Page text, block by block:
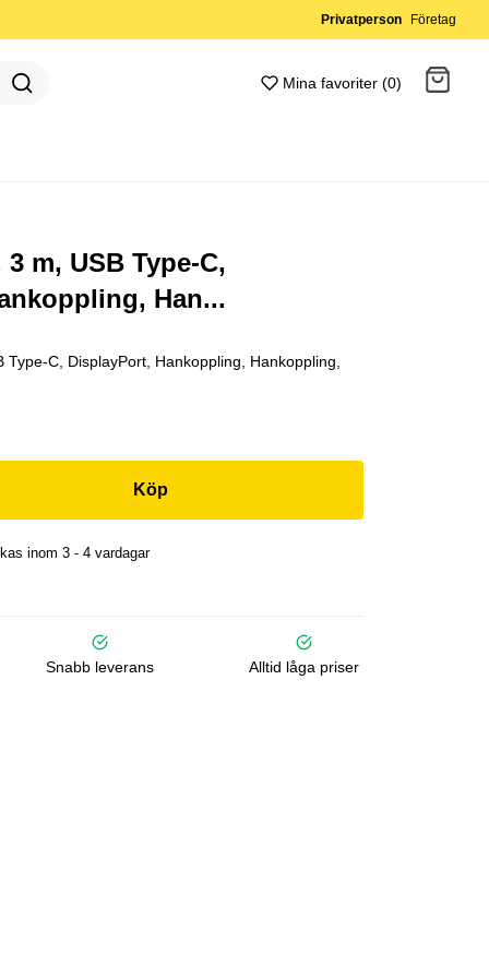
Privatperson Företag
Mina favoriter (0)
m, USB Type-C,
Han...
C, DisplayPort, Hankoppling, Hankoppling,
Köp
inom 3 - 4 vardagar
Snabb leverans Alltid låga priser